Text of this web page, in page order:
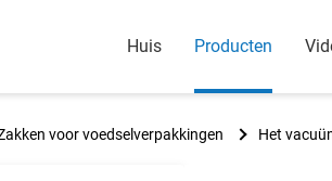
Huis Producten
voor voedselverpakkingen Het